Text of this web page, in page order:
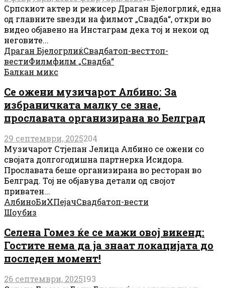
Српскиот актер и режисер Драган Бјелогрлиќ, една
од главните ѕвезди на филмот „Свадба“, откри во
видео објавено на Инстаграм дека тој и некои од
неговите...
Драган БјелогрлиќСвадбатоп-весттоп-
вестиФилмфилм „Свадба“
Балкан микс
Се ожени музичарот Албино: За
избраничката малку се знае,
прославата организирана во Белград
29 септември, 2025204
Музичарот Стјепан Јелица Албино се ожени со
својата долгогодишна партнерка Исидора.
Прославата беше организирана во ресторан во
Белград. Тој не објавува детали од својот
приватен...
АлбиноБиХПејачСвадбатоп-вести
Шоубиз
Селена Гомез ќе се мажи овој викенд:
Гостите нема да ја знаат локацијата до
последен момент!
26 септември, 2025193